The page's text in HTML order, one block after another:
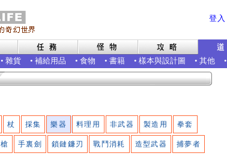
登入
• 雜貨 • 補給用品 • 食物 • 書籍 • 樣本與設計圖 • 其他 •
杖 採集 樂器 料理用 非武器 製造用 拳套
槍 手裏劍 鎖鏈鐮刃 戰鬥消耗 造型武器 捕夢者